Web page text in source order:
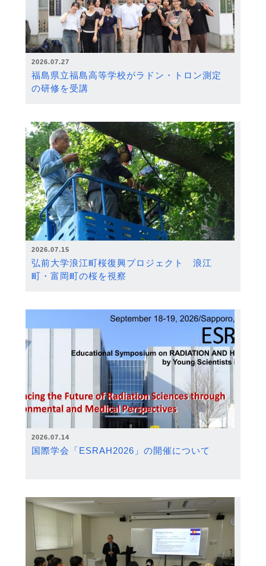
2026.07.27
福島県立福島高等学校がラドン・トロン測定
の研修を受講
2026.07.15
弘前大学浪江町桜復興プロジェクト 浪江
町・富岡町の桜を視察
2026.07.14
国際学会「ESRAH2026」の開催について